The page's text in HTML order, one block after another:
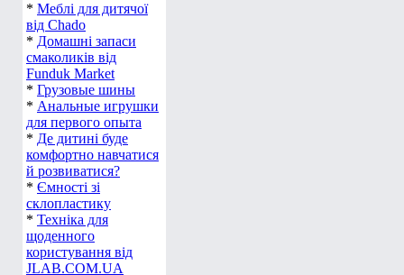
* Меблі для дитячої
від Chado
* Домашні запаси
смаколиків від
Funduk Market
* Грузовые шины
* Анальные игрушки
для первого опыта
* Де дитині буде
комфортно навчатися
й розвиватися?
* Ємності зі
склопластику
* Техніка для
щоденного
користування від
JLAB.COM.UA